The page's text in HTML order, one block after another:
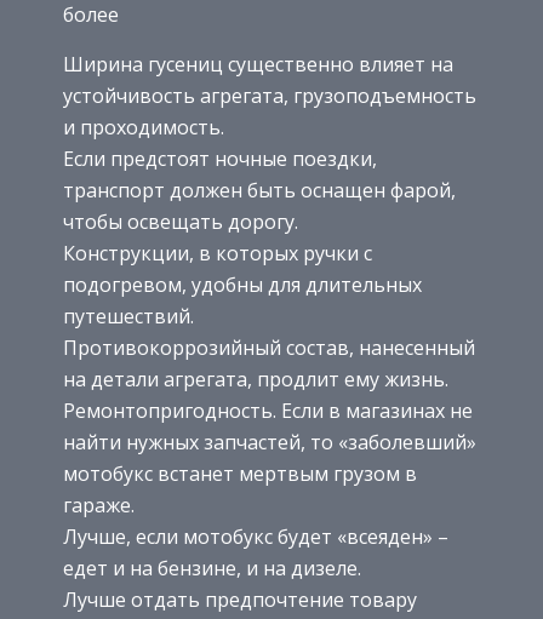
более
Ширина гусениц существенно влияет на
устойчивость агрегата, грузоподъемность
и проходимость.
Если предстоят ночные поездки,
транспорт должен быть оснащен фарой,
чтобы освещать дорогу.
Конструкции, в которых ручки с
подогревом, удобны для длительных
путешествий.
Противокоррозийный состав, нанесенный
на детали агрегата, продлит ему жизнь.
Ремонтопригодность. Если в магазинах не
найти нужных запчастей, то «заболевший»
мотобукс встанет мертвым грузом в
гараже.
Лучше, если мотобукс будет «всеяден» –
едет и на бензине, и на дизеле.
Лучше отдать предпочтение товару